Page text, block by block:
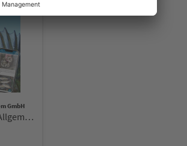
GmbH
Digitale Lernunterlage Allgemeine Fischkunde...